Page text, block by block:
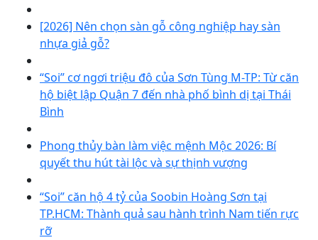
[2026] Nên chọn sàn gỗ công nghiệp hay sàn
nhựa giả gỗ?
“Soi” cơ ngơi triệu đô của Sơn Tùng M-TP: Từ căn
hộ biệt lập Quận 7 đến nhà phố bình dị tại Thái
Bình
Phong thủy bàn làm việc mệnh Mộc 2026: Bí
quyết thu hút tài lộc và sự thịnh vượng
“Soi” căn hộ 4 tỷ của Soobin Hoàng Sơn tại
TP.HCM: Thành quả sau hành trình Nam tiến rực
rỡ